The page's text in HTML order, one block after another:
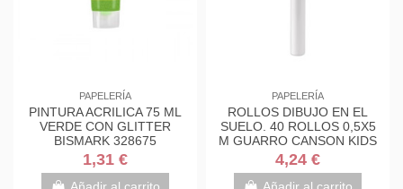
PAPELERÍA
PINTURA ACRILICA 75 ML
VERDE CON GLITTER
BISMARK 328675
1,31 €
Añadir al carrito
PAPELERÍA
ROLLOS DIBUJO EN EL
SUELO. 40 ROLLOS 0,5X5
M GUARRO CANSON KIDS
C200003210
4,24 €
Añadir al carrito